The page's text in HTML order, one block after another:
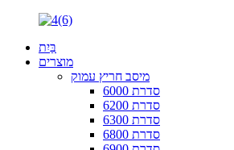
בַּיִת
מוצרים
מיסב חריץ עמוק
סדרת 6000
סדרת 6200
סדרת 6300
סדרת 6800